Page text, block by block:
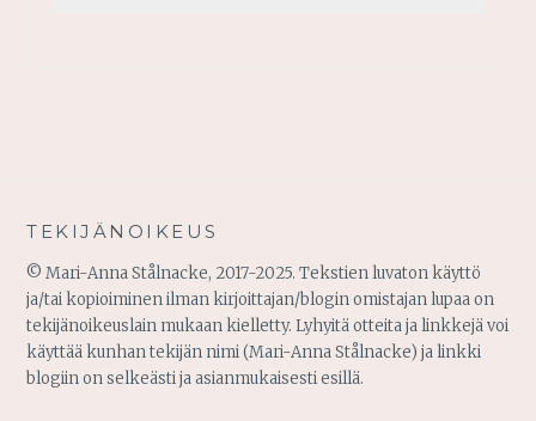
TEKIJÄNOIKEUS
© Mari-Anna Stålnacke, 2017-2025. Tekstien luvaton käyttö
ja/tai kopioiminen ilman kirjoittajan/blogin omistajan lupaa on
tekijänoikeuslain mukaan kielletty. Lyhyitä otteita ja linkkejä voi
käyttää kunhan tekijän nimi (Mari-Anna Stålnacke) ja linkki
blogiin on selkeästi ja asianmukaisesti esillä.